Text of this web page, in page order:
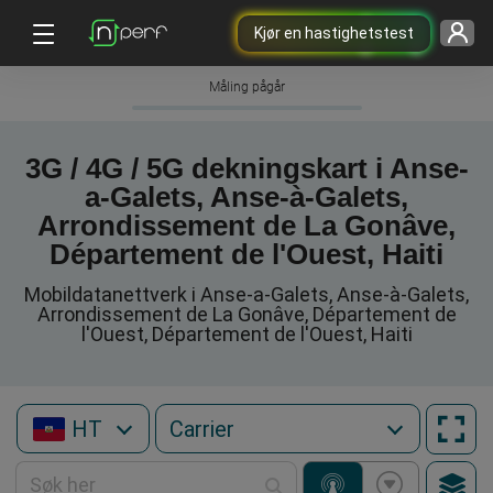
Kjør en hastighetstest
Måling pågår
3G / 4G / 5G dekningskart i Anse-
a-Galets, Anse-à-Galets,
Arrondissement de La Gonâve,
Département de l'Ouest, Haiti
Mobildatanettverk i Anse-a-Galets, Anse-à-Galets,
Arrondissement de La Gonâve, Département de
l'Ouest, Département de l'Ouest, Haiti
HT